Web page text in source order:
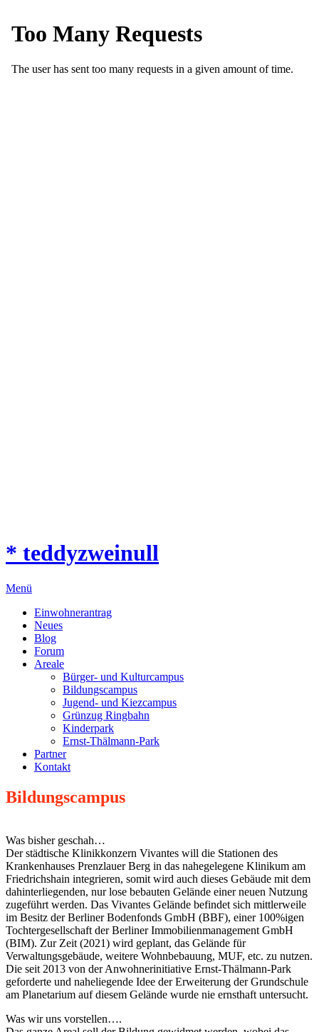
* teddyzweinull
Menü
Einwohnerantrag
Neues
Blog
Forum
Areale
Bürger- und Kulturcampus
Bildungscampus
Jugend- und Kiezcampus
Grünzug Ringbahn
Kinderpark
Ernst-Thälmann-Park
Partner
Kontakt
Bildungscampus
Was bisher geschah…
Der städtische Klinikkonzern Vivantes will die Stationen des
Krankenhauses Prenzlauer Berg in das nahegelegene Klinikum am
Friedrichshain integrieren, somit wird auch dieses Gebäude mit dem
dahinterliegenden, nur lose bebauten Gelände einer neuen Nutzung
zugeführt werden. Das Vivantes Gelände befindet sich mittlerweile
im Besitz der Berliner Bodenfonds GmbH (BBF), einer 100%igen
Tochtergesellschaft der Berliner Immobilienmanagement GmbH
(BIM). Zur Zeit (2021) wird geplant, das Gelände für
Verwaltungsgebäude, weitere Wohnbebauung, MUF, etc. zu nutzen.
Die seit 2013 von der Anwohnerinitiative Ernst-Thälmann-Park
geforderte und naheliegende Idee der Erweiterung der Grundschule
am Planetarium auf diesem Gelände wurde nie ernsthaft untersucht.
Was wir uns vorstellen….